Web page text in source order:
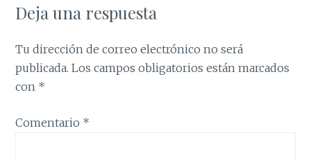
Deja una respuesta
Tu dirección de correo electrónico no será
publicada. Los campos obligatorios están marcados
con *
Comentario *